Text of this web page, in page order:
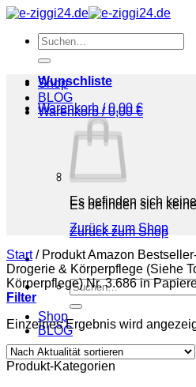
Zum
springenSuchen
nach:
Shop
BLOG
Warenkorb /0,00€
Es befinden sich
Zurück zum Shop
Suchen
nach:
Shop
BLOG
Wunschliste
Warenkorb /0,00 €
Es befinden sich
Zurück zum Shop
Start /Produkt Amazon
Drogerie & Körperpflege (Siehe
Körperpflege) Nr. 3.686 in
Filter
Einzelnes Ergebnis wird
Produkt-Kategorien